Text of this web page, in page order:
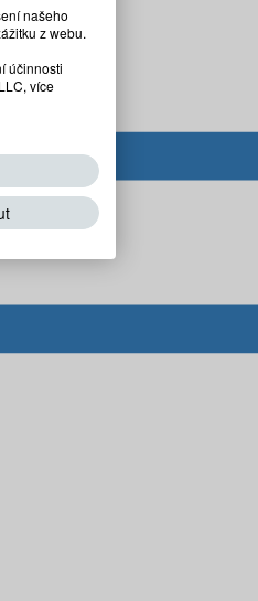
našeho
z webu.
účinnosti
více